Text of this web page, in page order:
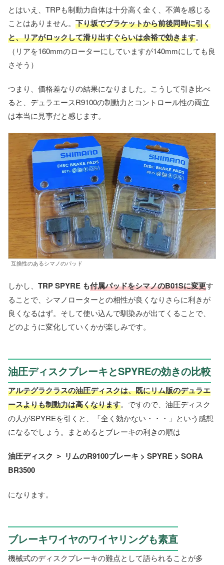
とはいえ、TRPも制動力自体は十分高く全く、不満を感じる
ことはありません。 下り坂でブラケットから前後同時に引く
と、リアがロックして滑り出すぐらいは余裕で効きます。
（リアを160mmのローターにしていますが140mmにしても良
さそう）
つまり、価格差なりの結果になりました。こうして引き比べ
ると、デュラエースR9100の制動力とコントロール性の両立
は本当に見事だと感じます。
互換性のあるシマノのパッド
しかし、 TRP SPYRE も付属パッドをシマノのB01Sに変更す
ることで、シマノローターとの相性が良くなりさらに利きが
良くなるはず。そして使い込んで馴染みが出てくることで、
どのように変化していくかが楽しみです。
油圧ディスクブレーキとSPYREの効きの比較
アルテグラクラスの油圧ディスクは、既にリム版のデュラエ
ースよりも制動力は高くなります。ですので、油圧ディスク
の人がSPYREを引くと、「全く効かない・・・」という感想
になるでしょう。まとめるとブレーキの利きの順は
油圧ディスク ＞ リムのR9100ブレーキ > SPYRE > SORA
BR3500
になります。
ブレーキワイヤのワイヤリングも素直
機械式のディスクブレーキの難点として語られることが多